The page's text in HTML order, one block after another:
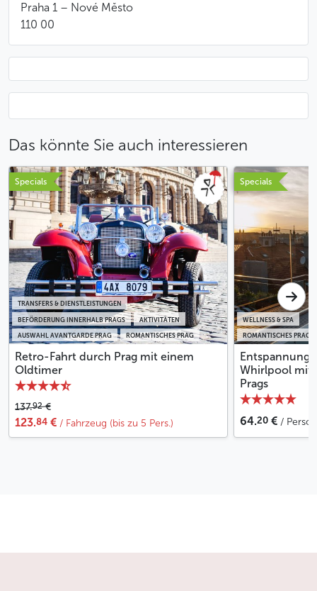
Praha 1 – Nové Město
110 00
Das könnte Sie auch interessieren
Specials
AUSWAHL AVANTGARDE PRAG ROMANTISCHES PRAG
BEFÖRDERUNG INNERHALB PRAGS AKTIVITÄTEN
TRANSFERS & DIENSTLEISTUNGEN
Retro-Fahrt durch Prag mit einem
Oldtimer
137.92€
123.84 € / Fahrzeug (bis zu 5 Pers.)
Specials
ROMANTISCHES PRAG
WELLNESS & SPA
Whirlpool mit
Prags
64.20 € /